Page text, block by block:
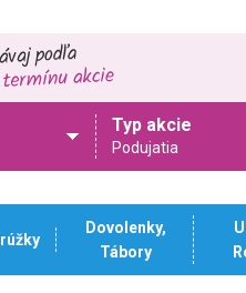
Typ akcie
Podujatia
Dovolenky,
Tábory